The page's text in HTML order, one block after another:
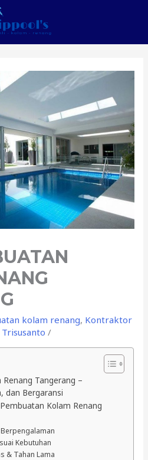
kolam renang, Kontraktor
Trisusanto /
Tangerang –
dan Bergaransi
Kolam Renang
Kebutuhan
& Tahan Lama